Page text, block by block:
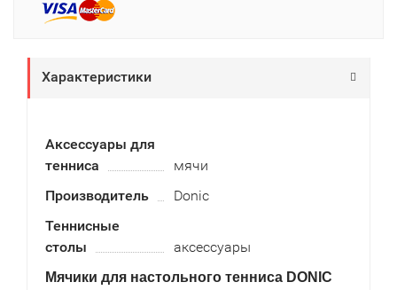
Характеристики
Аксессуары для
тенниса
мячи
Производитель
Donic
Теннисные
столы
аксессуары
Мячики для настольного тенниса DONIC